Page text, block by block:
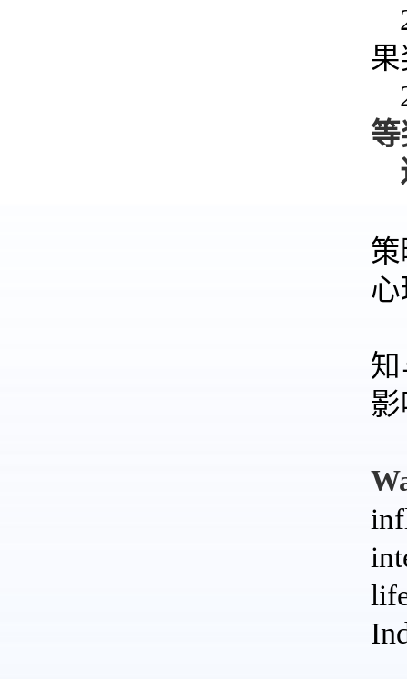
等
心